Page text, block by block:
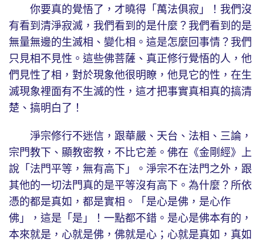
你要真的覺悟了，才曉得「萬法俱寂」！我們沒
有看到清淨寂滅，我們看到的是什麼？我們看到的是
無量無邊的生滅相、變化相。這是怎麼回事情？我們
只見相不見性。這些佛菩薩、真正修行覺悟的人，他
們見性了相，對於現象他很明瞭，他見它的性，在生
滅現象裡面有不生滅的性，這才把事實真相真的搞清
楚、搞明白了！
淨宗修行不迷信，跟華嚴、天台、法相、三論，
宗門教下、顯教密教，不比它差。佛在《金剛經》上
說「法門平等，無有高下」。淨宗不在法門之外，跟
其他的一切法門真的是平等沒有高下。為什麼？所依
憑的都是真如，都是實相。「是心是佛，是心作
佛」，這是「是」！一點都不錯。是心是佛本有的，
本來就是，心就是佛，佛就是心；心就是真如，真如